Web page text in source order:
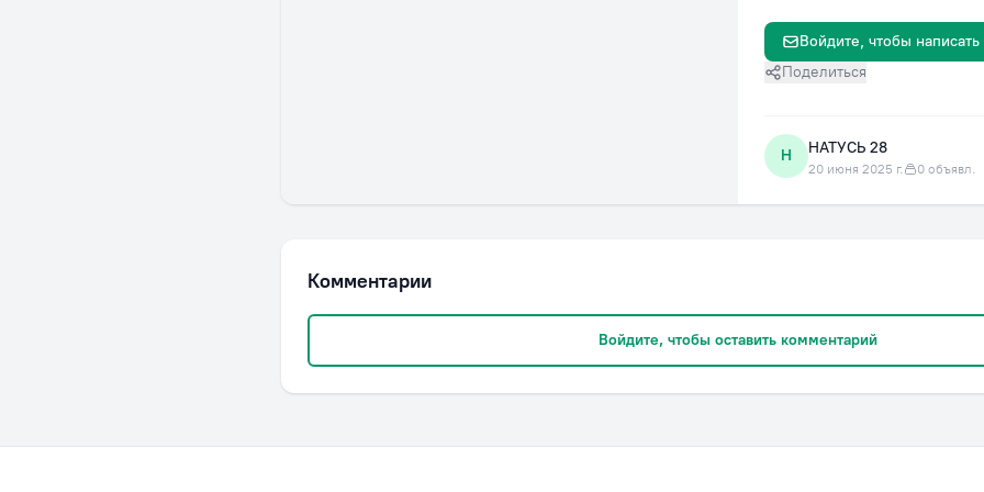
Поделиться
Войдите, чтобы
Н НАТУСЬ 28
20 июня 2025 г. 0 объявл.
Комментарии
Войдите, чтобы оставить комментарий